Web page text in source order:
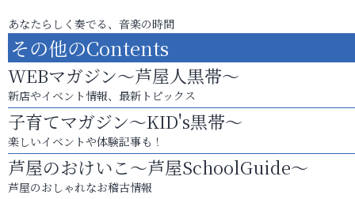
あなたらしく奏でる、音楽の時間
その他のContents
WEBマガジン～芦屋人黒帯～
新店やイベント情報、最新トピックス
子育てマガジン～KID's黒帯～
楽しいイベントや体験記事も！
芦屋のおけいこ～芦屋SchoolGuide～
芦屋のおしゃれなお稽古情報